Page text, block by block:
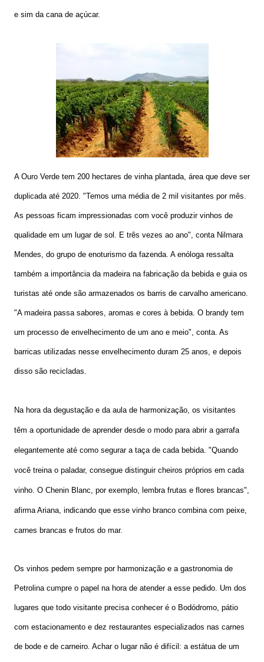
e sim da cana de açúcar.
A Ouro Verde tem 200 hectares de vinha plantada, área que deve ser
duplicada até 2020. "Temos uma média de 2 mil visitantes por mês.
As pessoas ficam impressionadas com você produzir vinhos de
qualidade em um lugar de sol. E três vezes ao ano", conta Nilmara
Mendes, do grupo de enoturismo da fazenda. A enóloga ressalta
também a importância da madeira na fabricação da bebida e guia os
turistas até onde são armazenados os barris de carvalho americano.
"A madeira passa sabores, aromas e cores à bebida. O brandy tem
um processo de envelhecimento de um ano e meio", conta. As
barricas utilizadas nesse envelhecimento duram 25 anos, e depois
disso são recicladas.
Na hora da degustação e da aula de harmonização, os visitantes
têm a oportunidade de aprender desde o modo para abrir a garrafa
elegantemente até como segurar a taça de cada bebida. "Quando
você treina o paladar, consegue distinguir cheiros próprios em cada
vinho. O Chenin Blanc, por exemplo, lembra frutas e flores brancas",
afirma Ariana, indicando que esse vinho branco combina com peixe,
carnes brancas e frutos do mar.
Os vinhos pedem sempre por harmonização e a gastronomia de
Petrolina cumpre o papel na hora de atender a esse pedido. Um dos
lugares que todo visitante precisa conhecer é o Bodódromo, pátio
com estacionamento e dez restaurantes especializados nas carnes
de bode e de carneiro. Achar o lugar não é difícil: a estátua de um